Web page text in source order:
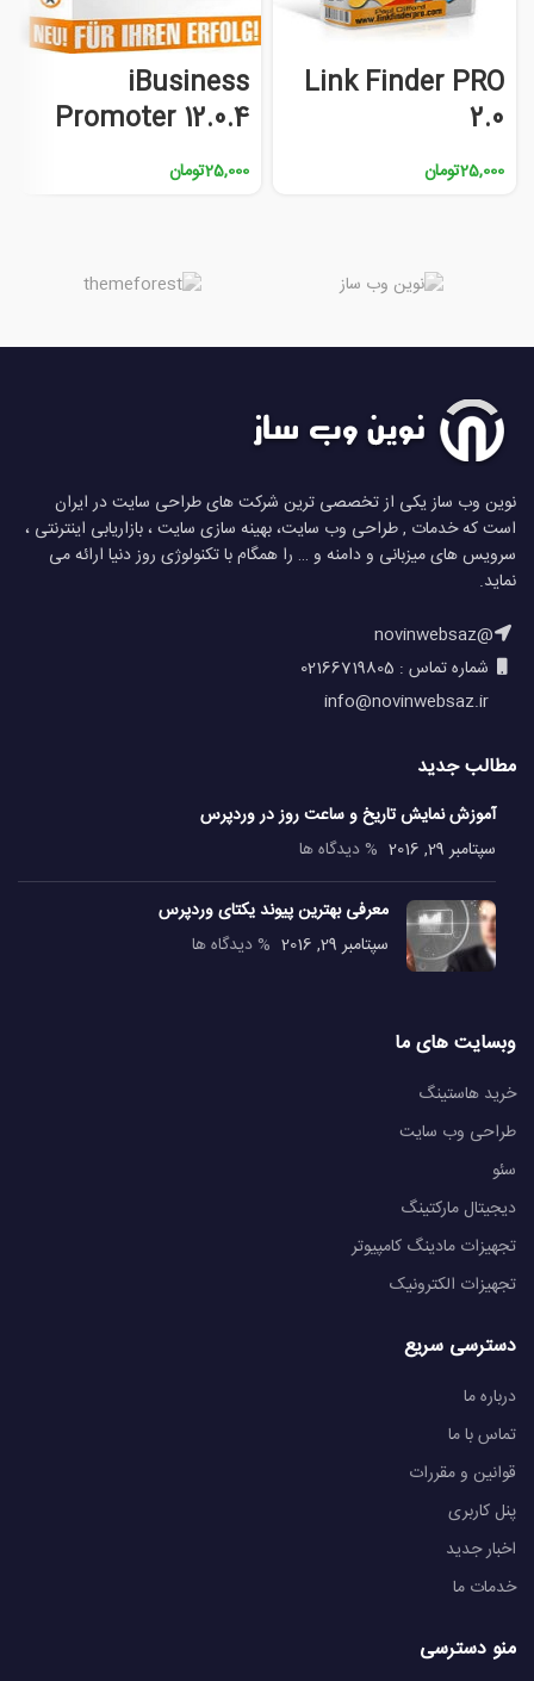
Link Finder PRO
2.0
25,000تومان
iBusiness
Promoter 12.0.4
25,000تومان
نوین وب ساز یکی از تخصصی ترین شرکت های طراحی سایت در ایران
است که خدمات , طراحی وب سایت، بهینه سازی سایت ، بازاریابی اینترنتی ،
سرویس های میزبانی و دامنه و … را همگام با تکنولوژی روز دنیا ارائه می
نماید.
@novinwebsaz
شماره تماس : 02166719805
مطالب جدید
آموزش نمایش تاریخ و ساعت روز در وردپرس
سپتامبر 29, 2016
% دیدگاه ها
معرفی بهترین پیوند یکتای وردپرس
سپتامبر 29, 2016
% دیدگاه ها
وبسایت های ما
خرید هاستینگ
طراحی وب سایت
سئو
دیجیتال مارکتینگ
تجهیزات مادینگ کامپیوتر
تجهیزات الکترونیک
دسترسی سریع
درباره ما
تماس با ما
قوانین و مقررات
پنل کاربری
اخبار جدید
خدمات ما
منو دسترسی